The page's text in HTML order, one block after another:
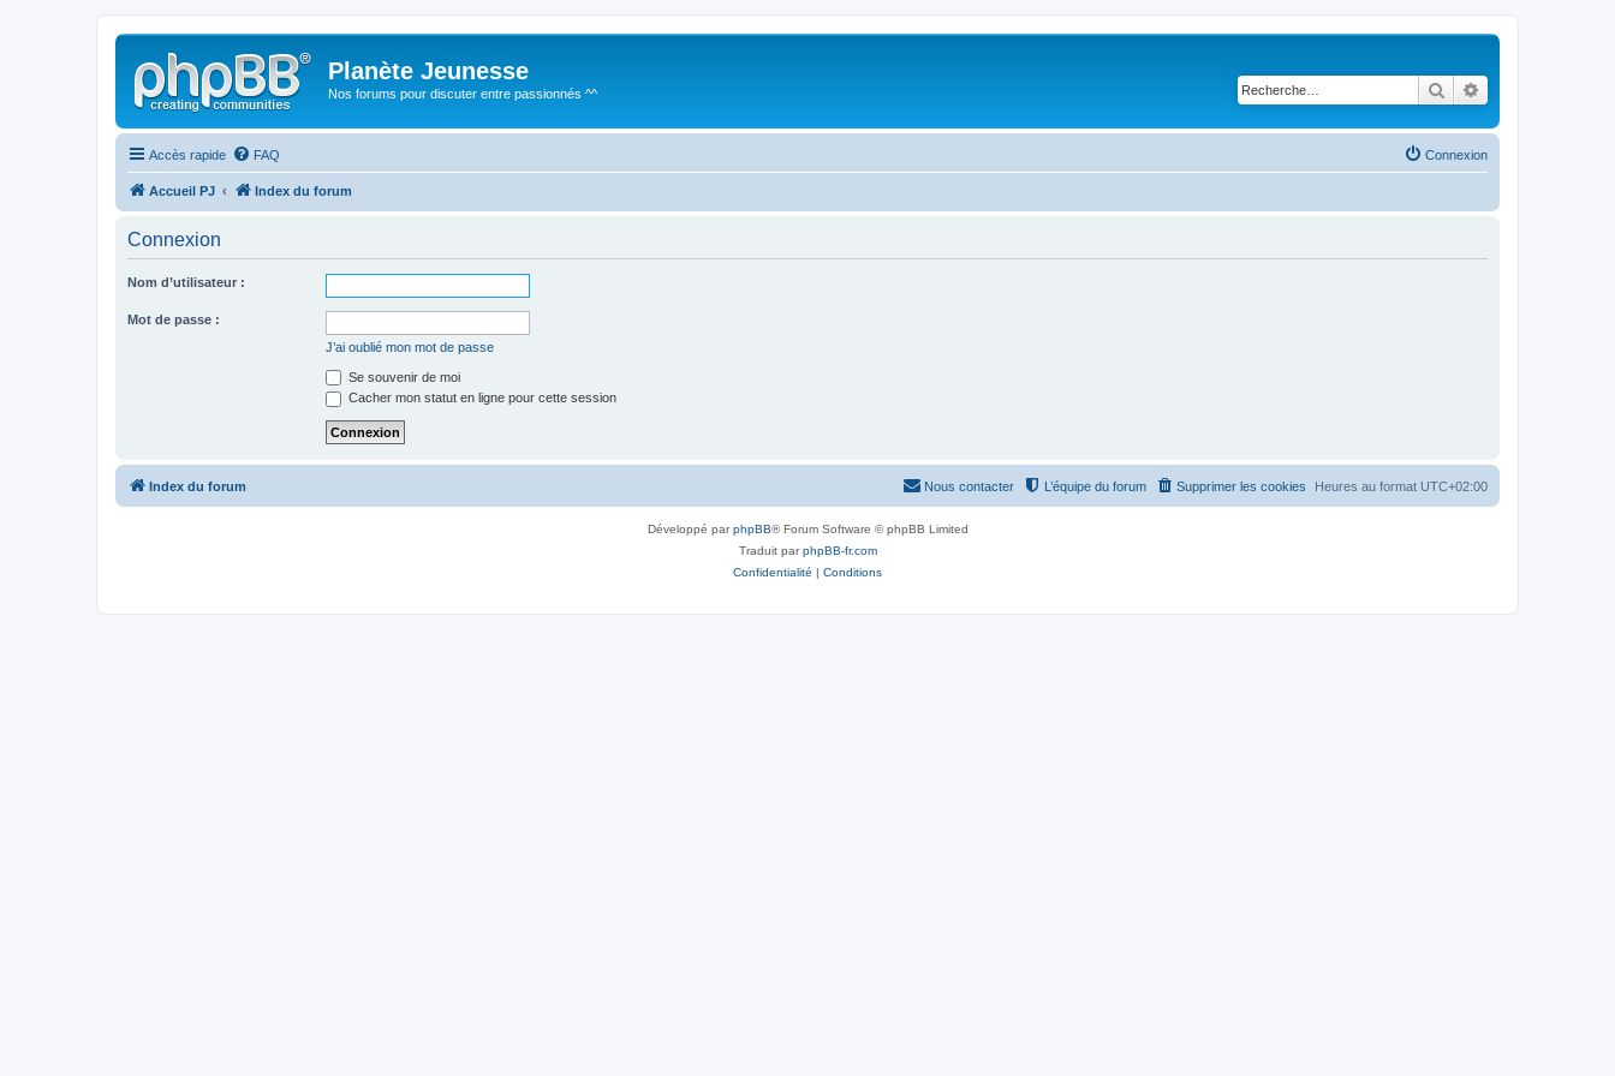
Planète Jeunesse
Nos forums pour discuter entre passionnés ^^ Rechercher
Accès rapide FAQ Connexion
Accueil PJ Index du forum
Connexion
Nom d’utilisateur :
Mot de passe :
J’ai oublié mon mot de passe
Se souvenir de moi
Cacher mon statut en ligne pour cette session
Index du forum Heures au format UTC+02:00
Supprimer les cookies
L’équipe du forum
Nous contacter
Développé parphpBB® Forum Software © phpBB Limited
Traduit parphpBB-fr.com
Confidentialité | Conditions